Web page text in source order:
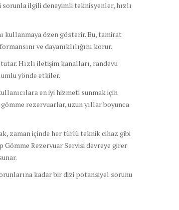
ilgili deneyimli teknisyenler, hızlı
kullanmaya özen gösterir. Bu, tamirat
ve dayanıklılığını korur.
Hızlı iletişim kanalları, randevu
yönde etkiler.
en iyi hizmeti sunmak için
rezervuarlar, uzun yıllar boyunca
zaman içinde her türlü teknik cihaz gibi
Gömme Rezervuar Servisi devreye girer
kadar bir dizi potansiyel sorunu